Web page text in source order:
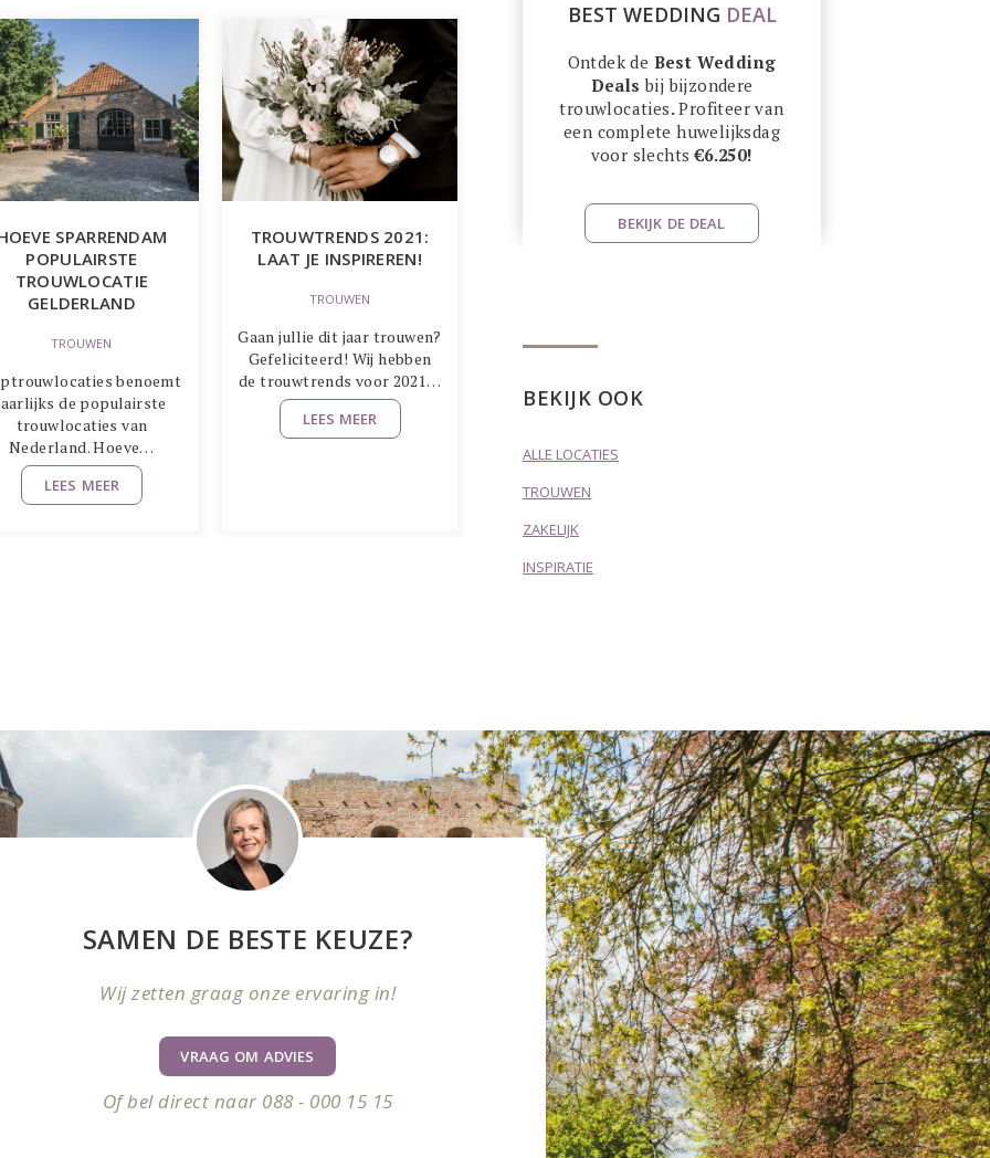
SPARRENDAM
POPULAIRSTE
TROUWLOCATIE
GELDERLAND
TROUWEN
benoemt
de populairste
trouwlocaties van
Nederland. Hoeve…
LEES MEER
TROUWTRENDS 2021:
LAAT JE INSPIREREN!
TROUWEN
Gaan jullie dit jaar trouwen?
Gefeliciteerd! Wij hebben
de trouwtrends voor 2021…
LEES MEER
BEST WEDDING DEAL
Ontdek de Best Wedding
Deals bij bijzondere
trouwlocaties.Profiteer van
een complete huwelijksdag
voor slechts€6.250!
BEKIJK DE DEAL
BEKIJK OOK
ALLE LOCATIES
TROUWEN
ZAKELIJK
INSPIRATIE
SAMEN DE BESTE KEUZE?
Wij zetten graag onze ervaring in!
VRAAG OM ADVIES
Of bel direct naar 088 - 000 15 15